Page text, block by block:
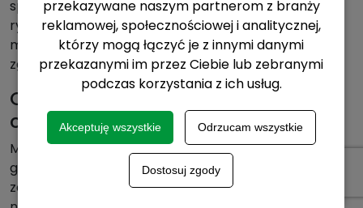
przekazywane naszym partnerom z branży
reklamowej, społecznościowej i analitycznej,
którzy mogą łączyć je z innymi danymi
przekazanymi im przez Ciebie lub zebranymi
podczas korzystania z ich usług.
Akceptuję wszystkie Odrzucam wszystkie
Dostosuj zgody
spektrum i są stosowane w strategii ograniczającej
ryzyko odporności poprzez rotację i/lub łączenie
mechanizmów działania. Zawsze należy działać w
zgodzie z rejestracją i zapisami etykiety.
Czy adiuwanty zwiększą skuteczny
oprysk na septoriozę liści?
Mogą poprawić zwilżenie i pokrycie, ale tylko wtedy,
gdy są stosowane zgodnie z etykietą fungicydu i
zasadami przygotowania cieczy roboczej. Adiuwant